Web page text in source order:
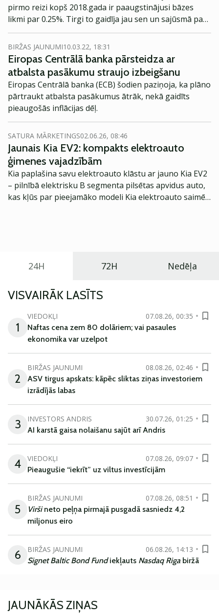
pirmo reizi kopš 2018.gada ir paaugstinājusi bāzes
likmi par 0.25%. Tirgi to gaidīja jau sen un sajūsmā par
lieku pārsteigumu neesamību kāpa augstāk.
BIRŽAS JAUNUMI10.03.22, 18:31
Eiropas Centrālā banka pārsteidza ar
atbalsta pasākumu straujo izbeigšanu
Eiropas Centrālā banka (ECB) šodien paziņoja, ka plāno
pārtraukt atbalsta pasākumus ātrāk, nekā gaidīts
pieaugošās inflācijas dēļ.
SATURA MĀRKETINGS02.06.26, 08:46
Jaunais Kia EV2: kompakts elektroauto
ģimenes vajadzībām
Kia paplašina savu elektroauto klāstu ar jauno Kia EV2
– pilnībā elektrisku B segmenta pilsētas apvidus auto,
kas kļūs par pieejamāko modeli Kia elektroauto saimē
24H 72H Nedēļa
VISVAIRĀK LASĪTS
1
VIEDOKĻI
07.08.26, 00:35
Naftas cena zem 80 dolāriem; vai pasaules
ekonomika var uzelpot
2
BIRŽAS JAUNUMI
08.08.26, 02:46
ASV tirgus apskats: kāpēc sliktas ziņas investoriem
izrādījās labas
3 INVESTORS ANDRIS
30.07.26, 01:25
AI karstā gaisa nolaišanu sajūt arī Andris
4 VIEDOKĻI
07.08.26, 09:07
Pieaugušie “iekrīt” uz viltus investīcijām
5
BIRŽAS JAUNUMI
07.08.26, 08:51
Viršineto peļņa pirmajā pusgadā sasniedz 4,2
miljonus eiro
6 BIRŽAS JAUNUMI
06.08.26, 14:13
Signet Baltic Bond Fundiekļauts Nasdaq Riga biržā
JAUNĀKĀS ZIŅAS